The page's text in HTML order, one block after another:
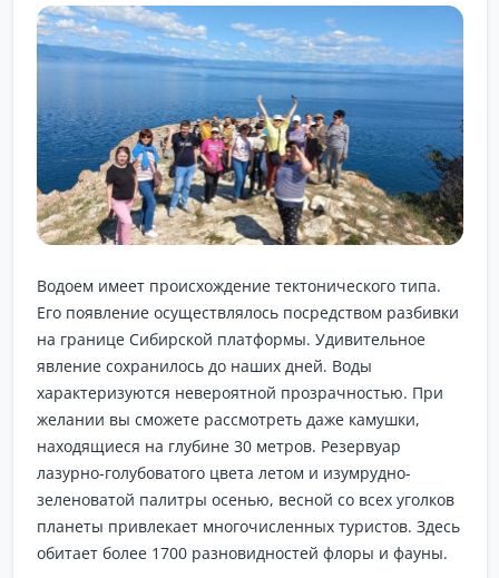
Водоем имеет происхождение тектонического типа.
Его появление осуществлялось посредством разбивки
на границе Сибирской платформы. Удивительное
явление сохранилось до наших дней. Воды
характеризуются невероятной прозрачностью. При
желании вы сможете рассмотреть даже камушки,
находящиеся на глубине 30 метров. Резервуар
лазурно-голубоватого цвета летом и изумрудно-
зеленоватой палитры осенью, весной со всех уголков
планеты привлекает многочисленных туристов. Здесь
обитает более 1700 разновидностей флоры и фауны.